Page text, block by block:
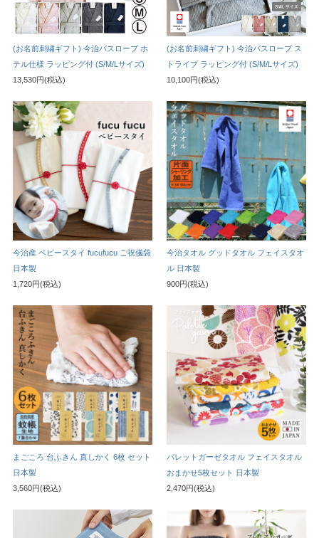
(お名前刺繍ギフト) 今治バスローブ ホ
テル仕様 ラッピング付 (S/M/Lサイズ)
13,530円(税込)
(お名前刺繍ギフト) 今治バスローブ ス
トライプ ラッピング付 (S/M/Lサイズ)
10,100円(税込)
今治産 ベビースタイ fucufucu ご祝儀袋
日本製
1,720円(税込)
今治タオル グッドタオル フェイスタオ
ル 日本製
900円(税込)
まごころ 台ふきん 真しかく 6枚 セット
日本製
3,560円(税込)
パレットガーゼタオル フェイスタオル
おまかせ5枚セット 日本製
2,470円(税込)